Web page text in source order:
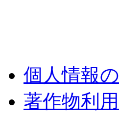
個人情報
著作物利